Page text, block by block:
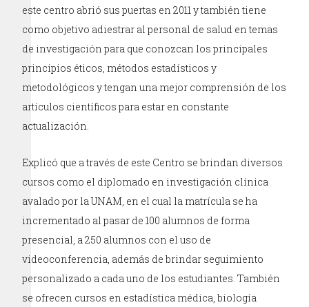
este centro abrió sus puertas en 2011 y también tiene
como objetivo adiestrar al personal de salud en temas
de investigación para que conozcan los principales
principios éticos, métodos estadísticos y
metodológicos y tengan una mejor comprensión de los
artículos científicos para estar en constante
actualización.
Explicó que a través de este Centro se brindan diversos
cursos como el diplomado en investigación clínica
avalado por la UNAM, en el cual la matrícula se ha
incrementado al pasar de 100 alumnos de forma
presencial, a 250 alumnos con el uso de
videoconferencia, además de brindar seguimiento
personalizado a cada uno de los estudiantes. También
se ofrecen cursos en estadística médica, biología